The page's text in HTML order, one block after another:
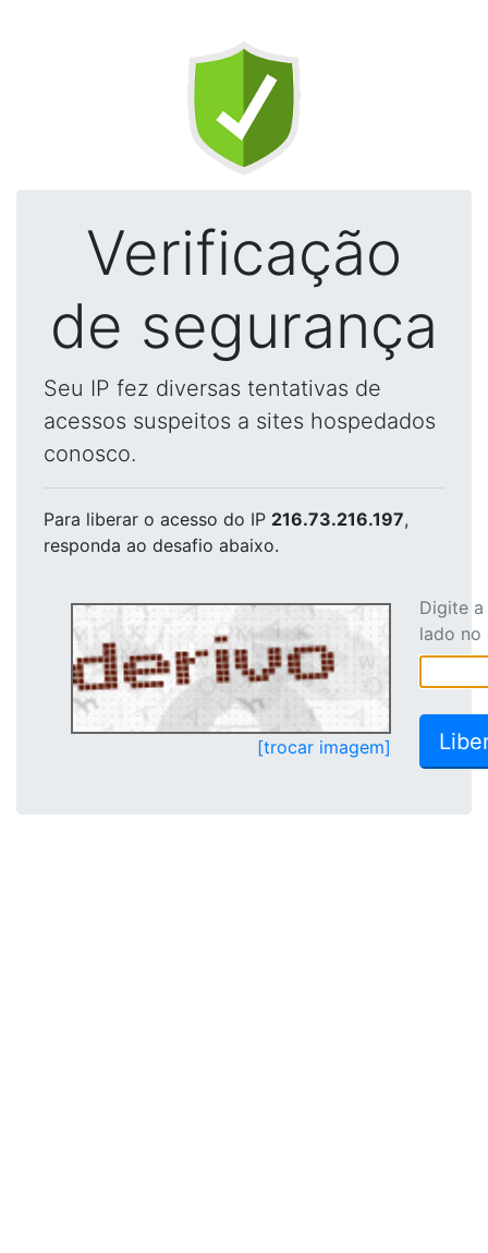
Verificação
de segurança
Seu IP fez diversas tentativas de
acessos suspeitos a sites hospedados
conosco.
Para liberar o acesso do IP 216.73.216.197,
responda ao desafio abaixo.
[trocar imagem]
Digite
lado no